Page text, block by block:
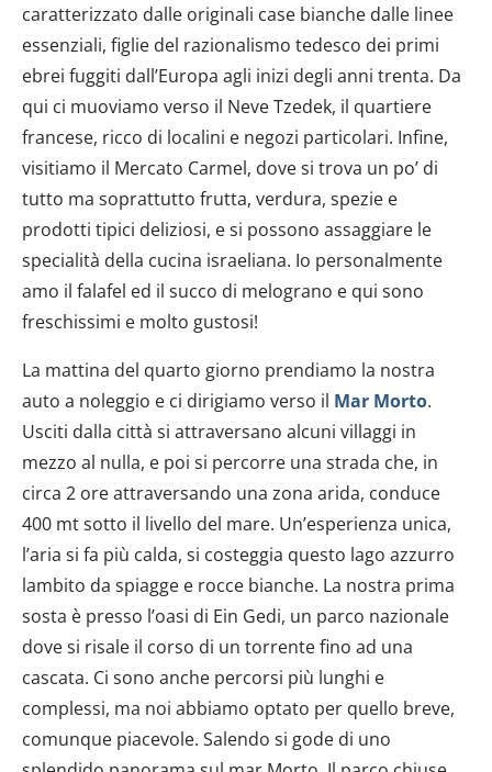
caratterizzato dalle originali case bianche dalle linee
essenziali, figlie del razionalismo tedesco dei primi
ebrei fuggiti dall’Europa agli inizi degli anni trenta. Da
qui ci muoviamo verso il Neve Tzedek, il quartiere
francese, ricco di localini e negozi particolari. Infine,
visitiamo il Mercato Carmel, dove si trova un po’ di
tutto ma soprattutto frutta, verdura, spezie e
prodotti tipici deliziosi, e si possono assaggiare le
specialità della cucina israeliana. Io personalmente
amo il falafel ed il succo di melograno e qui sono
freschissimi e molto gustosi!
La mattina del quarto giorno prendiamo la nostra
auto a noleggio e ci dirigiamo verso il Mar Morto.
Usciti dalla città si attraversano alcuni villaggi in
mezzo al nulla, e poi si percorre una strada che, in
circa 2 ore attraversando una zona arida, conduce
400 mt sotto il livello del mare. Un’esperienza unica,
l’aria si fa più calda, si costeggia questo lago azzurro
lambito da spiagge e rocce bianche. La nostra prima
sosta è presso l’oasi di Ein Gedi, un parco nazionale
dove si risale il corso di un torrente fino ad una
cascata. Ci sono anche percorsi più lunghi e
complessi, ma noi abbiamo optato per quello breve,
comunque piacevole. Salendo si gode di uno